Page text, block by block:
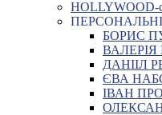
HOLLYWOOD-
БОРИС
ДАНІІЛ
ЄВА
ІВАН